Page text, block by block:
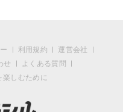
利用規約
運営会社
せ
よくある質問
楽しむために